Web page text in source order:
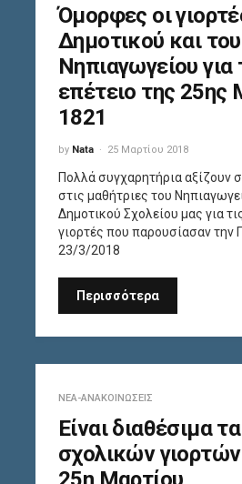
Όμορφες οι
Δημοτικού και του
Νηπιαγωγείου για
επέτειο της 25ης
1821
by Nata 25 Μαρτίου 2018
Πολλά συγχαρητήρια αξίζουν
στις μαθήτριες του
Δημοτικού Σχολείου μας για
γιορτές που παρουσίασαν την
23/3/2018
Περισσότερα
ΝΈΑ-ΑΝΑΚΟΙΝΏΣΕΙΣ
Είναι διαθέσιμα
σχολικών γιορτών